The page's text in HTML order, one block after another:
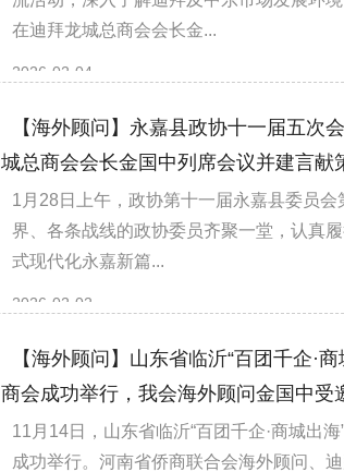
在迪拜龙城总商会会长金...
2026-02-04
【海外顾问】永嘉县政协十一届五次
城总商会会长金国中列席会议并建言献
1月28日上午，政协第十一届永嘉县委员
界、各条战线的政协委员齐聚一堂，认真
式现代化永嘉新篇...
2026-02-02
【海外顾问】山东省临沂“百团千企·
商会成功举行，我会海外顾问金国中受
11月14日，山东省临沂“百团千企·商城出
成功举行。河南省侨商联合会海外顾问、